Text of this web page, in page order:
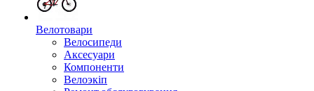
Велотовари
Велосипеди
Аксесуари
Компоненти
Велоэкіп